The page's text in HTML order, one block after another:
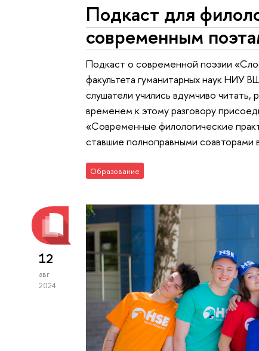
Подкаст для
современным
Подкаст о современной поэзии
факультета гуманитарных наук НИУ
слушатели учились вдумчиво
временем к этому разговору
«Современные филологические
ставшие полноправными соавторами
Образование
12
авг
2024